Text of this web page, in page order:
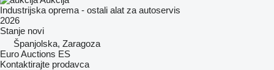
Industrijska oprema - ostali alat za autoservis
2026
Stanje novi
Španjolska, Zaragoza
Euro Auctions ES
Kontaktirajte prodavca